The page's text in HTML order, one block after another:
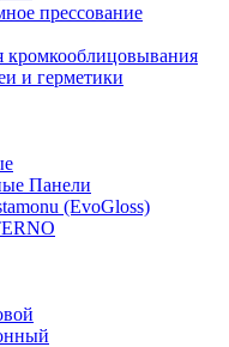
прессование
кромкооблицовывания
и герметики
Панели
(EvoGloss)